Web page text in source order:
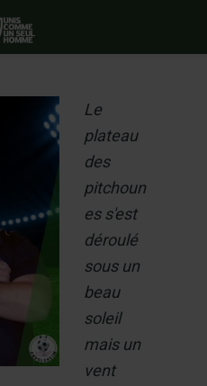
Le
plateau
des
pitchoun
es s'est
déroulé
sous un
beau
soleil
mais un
vent